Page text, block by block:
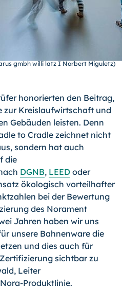
gmbh willi latz I Norbert Miguletz)
honorierten den Beitrag,
zur Kreislaufwirtschaft und
Gebäuden leisten. Denn
to Cradle zeichnet nicht
sondern hat auch
die
DGNB, LEED oder
ökologisch vorteilhafter
bei der Bewertung
des Norament
Jahren haben wir uns
unsere Bahnenware die
und dies auch für
sichtbar zu
Leiter
Produktlinie.